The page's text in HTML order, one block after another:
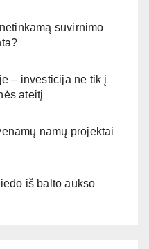
suvirnimo
– investicija ne tik į
ateitį
namų projektai
iš balto aukso